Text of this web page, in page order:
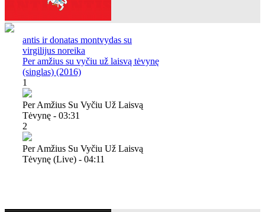
antis ir donatas montvydas su
virgilijus noreika
Per amžius su vyčiu už laisvą tėvynę
(singlas) (2016)
1
Per Amžius Su Vyčiu Už Laisvą
Tėvynę - 03:31
2
Per Amžius Su Vyčiu Už Laisvą
Tėvynę (live) - 04:11